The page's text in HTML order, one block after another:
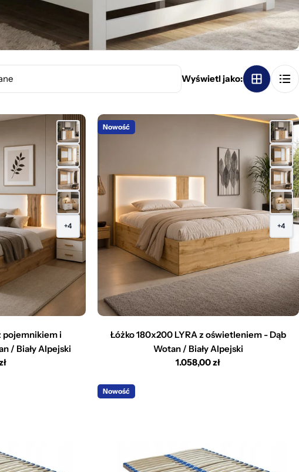
Wyświetl jako:
+4
pojemnikiem i
/ Biały Alpejski
Nowość
+4
Łóżko 180x200 LYRA z oświetleniem - Dąb
Wotan / Biały Alpejski
Cena
1.058,00 zł
Nowość